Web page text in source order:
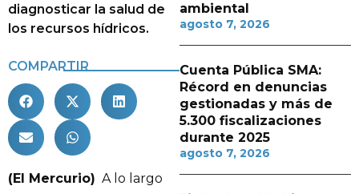
diagnosticar la salud de
los recursos hídricos.
COMPARTIR
(El Mercurio) A lo largo
ambiental
agosto 7, 2026
Cuenta Pública SMA:
Récord en denuncias
gestionadas y más de
5.300 fiscalizaciones
durante 2025
agosto 7, 2026